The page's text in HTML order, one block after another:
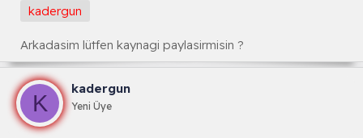
kadergun
Arkadasim lütfen kaynagi paylasirmisin ?
K
kadergun
Yeni Üye